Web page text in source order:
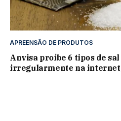
APREENSÃO DE PRODUTOS
Anvisa proíbe 6 tipos de
irregularmente na